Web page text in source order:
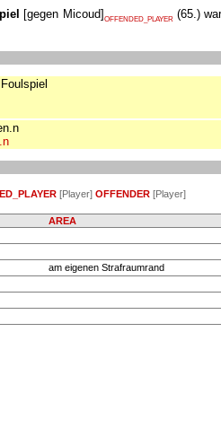
[gegen Micoud] OFFENDED_PLAYER (65.)
Foulspiel
[Player] OFFENDER [Player]
AREA
am eigenen Strafraumrand